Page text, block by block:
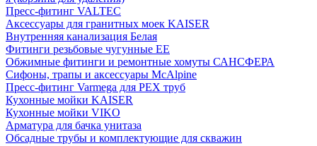
Пресс-фитинг VALTEC
Аксессуары для гранитных моек KAISER
Внутренняя канализация Белая
Фитинги резьбовые чугунные EE
Обжимные фитинги и ремонтные хомуты САНСФЕРА
Сифоны, трапы и аксессуары McAlpine
Пресс-фитинг Varmega для PEX труб
Кухонные мойки KAISER
Кухонные мойки VIKO
Арматура для бачка унитаза
Обсадные трубы и комплектующие для скважин